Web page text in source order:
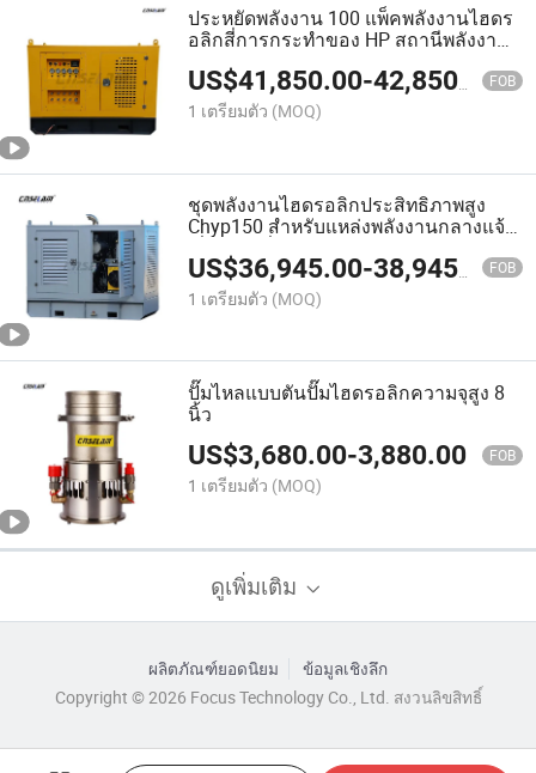
ประหยัดพลังงาน 100 แพ็คพลังงานไฮดร
อลิกสี่การกระทำของ HP สถานีพลังงาน
สำหรับการใช้งานในอุตสาหกรรมและ
การชลประทานทางการเกษตร
US$41,850.00-42,850.00 FOB
1 เตรียมตัว (MOQ)
ชุดพลังงานไฮดรอลิกประสิทธิภาพสูง
Chyp150 สำหรับแหล่งพลังงานกลางแจ้ง
ใหญ่
US$36,945.00-38,945.00 FOB
1 เตรียมตัว (MOQ)
ปั๊มไหลแบบตันปั๊มไฮดรอลิกความจุสูง 8
นิ้ว
US$3,680.00-3,880.00 FOB
1 เตรียมตัว (MOQ)
ดูเพิ่มเติม
ผลิตภัณฑ์ยอดนิยม
ข้อมูลเชิงลึก
Copyright © 2026 Focus Technology Co., Ltd. สงวนลิขสิทธิ์